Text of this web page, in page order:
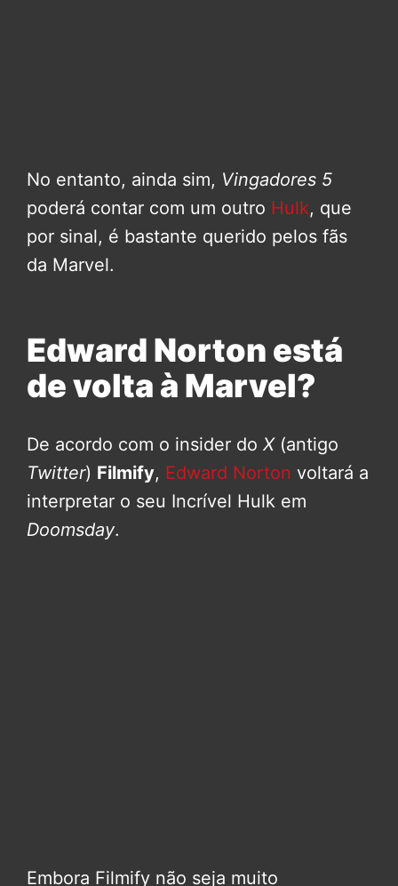
No entanto, ainda sim, Vingadores 5
poderá contar com um outro Hulk, que
por sinal, é bastante querido pelos fãs
da Marvel.
Edward Norton está
de volta à Marvel?
De acordo com o insider do X(antigo
Twitter) Filmify, Edward Norton voltará a
interpretar o seu Incrível Hulk em
Doomsday.
Embora Filmify não seja muito